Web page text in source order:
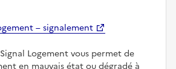
– signalement
Logement vous permet de
en mauvais état ou dégradé à